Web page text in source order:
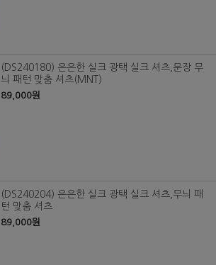
(DS240180) 은은한 실크 광택 실크 셔츠,문장 무
늬 패턴 맞춤 셔츠(MNT)
89,000원
(DS240204) 은은한 실크 광택 실크 셔츠,무늬 패
턴 맞춤 셔츠
89,000원